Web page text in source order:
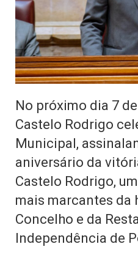
No próximo dia 7
Castelo Rodrigo
Municipal,
aniversário da
Castelo Rodrigo,
mais marcantes da
Concelho e da
Independência de